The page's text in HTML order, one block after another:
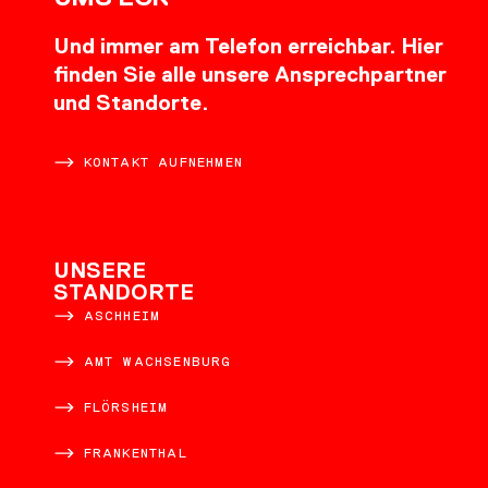
Und immer am Telefon erreichbar. Hier
finden Sie alle unsere Ansprechpartner
und Standorte.
KONTAKT AUFNEHMEN
UNSERE
STANDORTE
ASCHHEIM
AMT WACHSENBURG
FLÖRSHEIM
FRANKENTHAL